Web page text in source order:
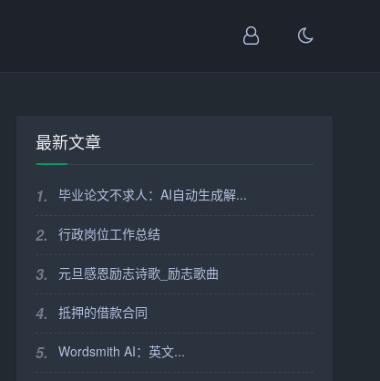
最新文章
1. 毕业论文不求人：AI自动生成解...
2. 行政岗位工作总结
3. 元旦感恩励志诗歌_励志歌曲
4. 抵押的借款合同
5. Wordsmith AI：英文...